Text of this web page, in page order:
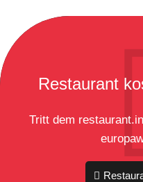
Restaurant
Tritt dem